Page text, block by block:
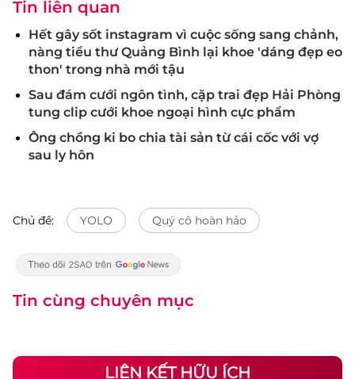
Tin liên quan
Hết gây sốt instagram vì cuộc sống sang chảnh,
nàng tiểu thư Quảng Bình lại khoe 'dáng đẹp eo
thon' trong nhà mới tậu
Sau đám cưới ngôn tình, cặp trai đẹp Hải Phòng
tung clip cưới khoe ngoại hình cực phẩm
Ông chồng ki bo chia tài sản từ cái cốc với vợ
sau ly hôn
Chủ đề: YOLO Quý cô hoàn hảo
Tin cùng chuyên mục
LIÊN KẾT HỮU ÍCH